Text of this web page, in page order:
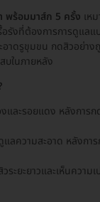
พร้อมมาส์ก 5 ครั้ง เห
รังที่ต้องการการดูแลแ
อาดรูขุมขน กดสิวอย่า
บในภายหลัง
และรอยแดง หลังการ
แลความสะอาด หลังกา
ระยะยาวและเห็นควา